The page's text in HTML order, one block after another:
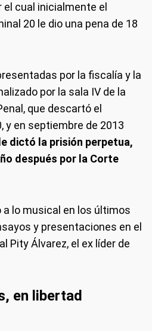
el cual inicialmente el
20 le dio una pena de 18
por la fiscalía y la
por la sala IV de la
que descartó el
y en septiembre de 2013
le dictó la prisión perpetua,
después por la Corte
lo musical en los últimos
y presentaciones en el
Pity Álvarez, el ex líder de
en libertad